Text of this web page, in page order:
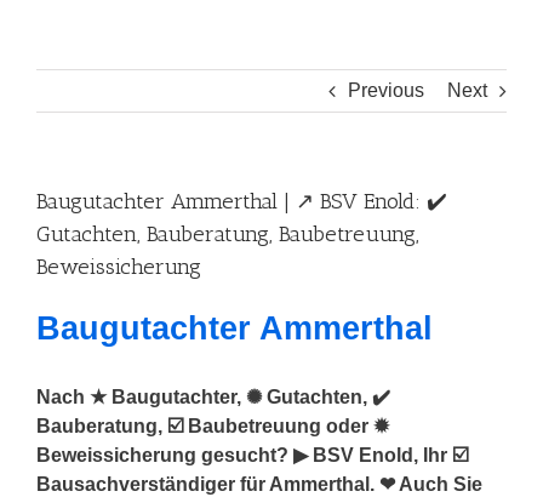
Previous Next
Baugutachter Ammerthal | ↗️ BSV Enold: ✔️
Gutachten, Bauberatung, Baubetreuung,
Beweissicherung
Baugutachter Ammerthal
Nach ★ Baugutachter, ✺ Gutachten, ✔️
Bauberatung, ☑️ Baubetreuung oder ✹
Beweissicherung gesucht? ▶︎ BSV Enold, Ihr ☑️
Bausachverständiger für Ammerthal. ❤ Auch Sie